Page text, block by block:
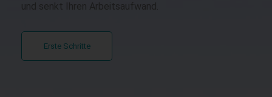
und senkt Ihren Arbeitsaufwand.
Erste Schritte